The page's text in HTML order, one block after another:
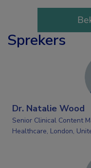
Sprekers
Dr. Natalie Wood
Senior Clinical Content
Healthcare, London,